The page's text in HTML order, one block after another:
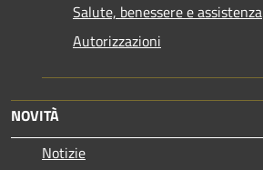
Salute, benessere e assistenza
Autorizzazioni
NOVITÀ
Notizie